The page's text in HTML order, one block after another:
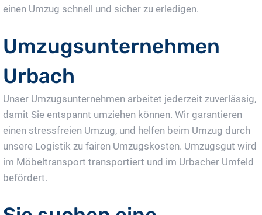
einen Umzug schnell und sicher zu erledigen.
Umzugsunternehmen
Urbach
Unser Umzugsunternehmen arbeitet jederzeit zuverlässig,
damit Sie entspannt umziehen können. Wir garantieren
einen stressfreien Umzug, und helfen beim Umzug durch
unsere Logistik zu fairen Umzugskosten. Umzugsgut wird
im Möbeltransport transportiert und im Urbacher Umfeld
befördert.